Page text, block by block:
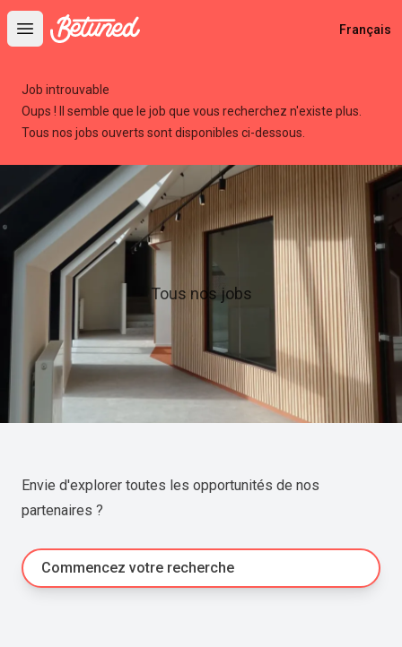
Open main menu
Betuned Français
Job introuvable
Oups ! Il semble que le job que vous recherchez n'existe plus.
Tous nos jobs ouverts sont disponibles ci-dessous.
Tous nos jobs
Envie d'explorer toutes les opportunités de nos
partenaires ?
Commencez votre recherche